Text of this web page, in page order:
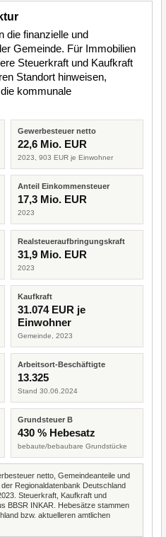
die finanzielle und
Gemeinde. Für Immobilien
Steuerkraft und Kaufkraft
Standort hinweisen,
kommunale
Gewerbesteuer netto
22,6 Mio. EUR
2023, 903 EUR je Einwohner
Anteil Einkommensteuer
17,3 Mio. EUR
2023
Realsteueraufbringungskraft
31,9 Mio. EUR
2023
Kaufkraft
31.074 EUR je
Einwohner
Gemeinde, 2023
Arbeitsort-Beschäftigte
13.325
Stand 30.06.2024
Grundsteuer B
430 % Hebesatz
bebaute/bebaubare Grundstücke
netto, Gemeindeanteile und
Regionaldatenbank Deutschland
Steuerkraft, Kaufkraft und
BBSR INKAR. Hebesätze stammen
bzw. aktuelleren amtlichen